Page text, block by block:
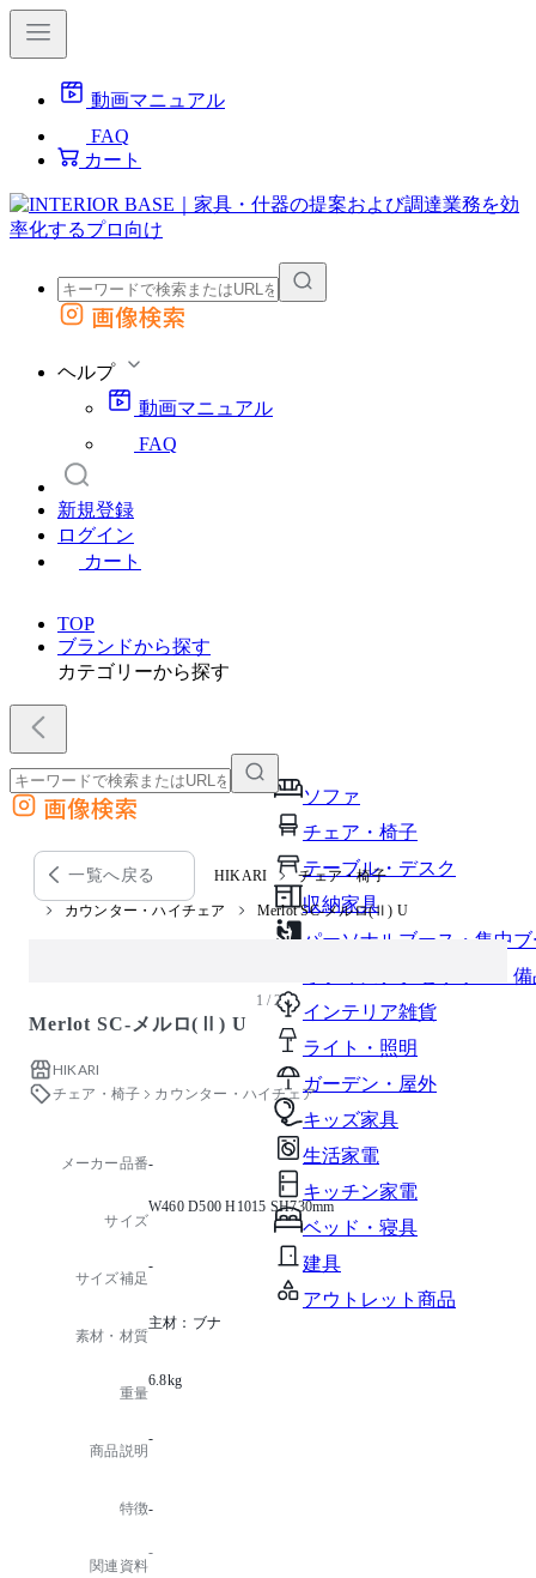
動画マニュアル
FAQ
カート
外部サイトの商品をカートに追加
画像検索
ヘルプ
動画マニュアル
FAQ
新規登録
ログイン
カート
TOP
ブランドから探す
カテゴリーから探す
ソファ
チェア・椅子
テーブル・デスク
収納家具
パーソナルブース・集中
オフィスアクセサリー・
インテリア雑貨
ライト・照明
ガーデン・屋外
キッズ家具
生活家電
キッチン家電
ベッド・寝具
建具
アウトレット商品
外部サイトの商品をカートに追加
他のサイトで見つけた商品ページのURLを貼り付けて、カートに追加できます
画像検索
一覧へ戻る HIKARI チェア・椅子
カウンター・ハイチェア Merlot SC-メルロ(Ⅱ) U
1 / 2
Merlot SC-メルロ(Ⅱ) U
HIKARI
チェア・椅子
カウンター・ハイチェア
メーカー品番-
サイズ
W460 D500 H1015 SH730mm
サイズ補足
-
素材・材質
主材：ブナ
重量
6.8kg
商品説明
-
特徴-
関連資料
-